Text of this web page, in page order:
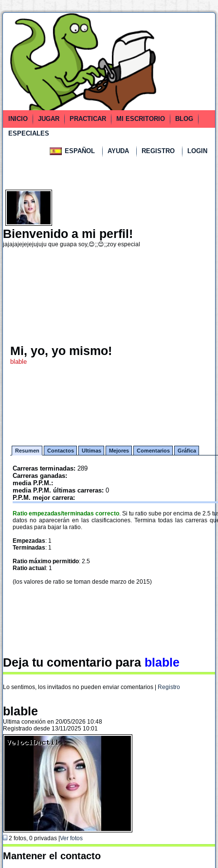
INICIO JUGAR PRACTICAR MI ESCRITORIO
BLOG
ESPECIALES
ESPAÑOL AYUDA REGISTRO LOGIN
Bienvenido a mi perfil!
jajajajejejejujuju que guapa soy,😊;;😊;;zoy especial
Mi, yo, yo mismo!
blable
Resumen Contactos Ultimas Mejores Comentarios Gráfica
Carreras terminadas: 289
Carreras ganadas:
media P.P.M.:
media P.P.M. últimas carreras: 0
P.P.M. mejor carrera:
Ratio empezadas/terminadas correcto. Si tu ratio sube por encima de 2.5
datos no aparecerán en las clasificaciones. Termina todas las carreras
puedas para bajar la ratio.
Empezadas: 1
Terminadas: 1
Ratio máximo permitido: 2.5
Ratio actual : 1
(los valores de ratio se toman desde marzo de 2015)
Deja tu comentario para blable
Lo sentimos, los invitados no pueden enviar comentarios | Registro
blable
Ultima conexión en 20/05/2026 10:48
Registrado desde 13/11/2025 10:01
2 fotos, 0 privadas | Ver fotos
Mantener el contacto